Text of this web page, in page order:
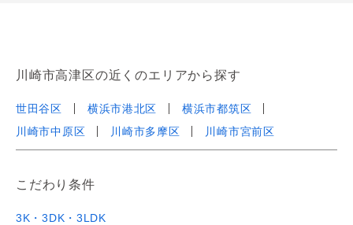
川崎市高津区の近くのエリアから探す
世田谷区 横浜市港北区
横浜市都筑区
川崎市中原区
川崎市多摩区 川崎市宮前区
こだわり条件
3K・3DK・3LDK